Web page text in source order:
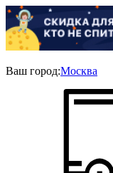
Ваш город:Москва